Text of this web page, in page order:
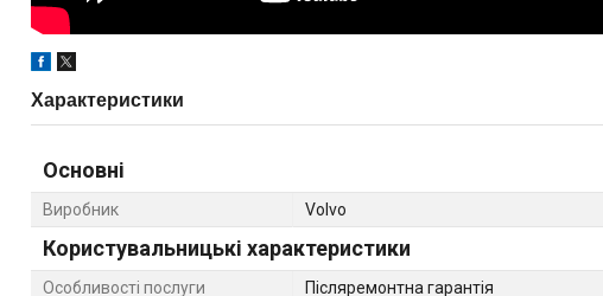
Характеристики
Основні
Виробник Volvo
Користувальницькі характеристики
Особливості послуги Післяремонтна гарантія